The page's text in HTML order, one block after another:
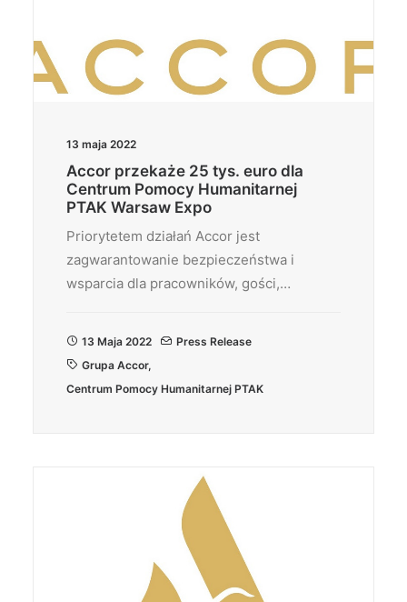
13 maja 2022
Accor przekaże 25 tys. euro dla
Centrum Pomocy Humanitarnej
PTAK Warsaw Expo
Priorytetem działań Accor jest
zagwarantowanie bezpieczeństwa i
wsparcia dla pracowników, gości,…
13 Maja 2022
Press Release
Grupa Accor,
Centrum Pomocy Humanitarnej PTAK